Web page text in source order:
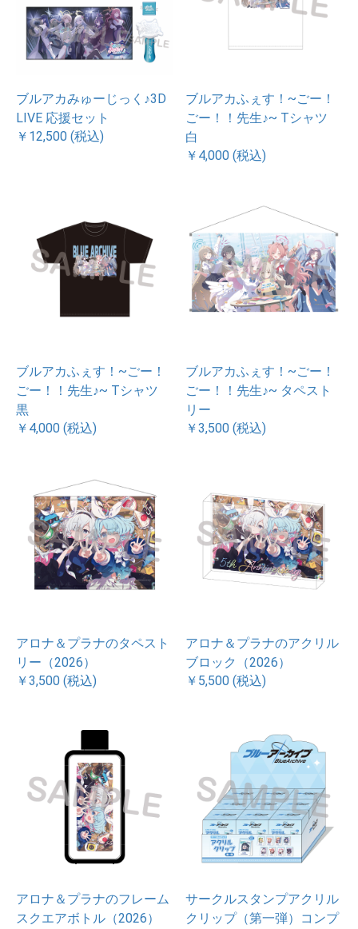
ブルアカみゅーじっく♪3D
LIVE 応援セット
￥12,500 (税込)
ブルアカふぇす！~ごー！
ごー！！先生♪~ Tシャツ
白
￥4,000 (税込)
ブルアカふぇす！~ごー！
ごー！！先生♪~ Tシャツ
黒
￥4,000 (税込)
ブルアカふぇす！~ごー！
ごー！！先生♪~ タペスト
リー
￥3,500 (税込)
アロナ＆プラナのタペスト
リー（2026）
￥3,500 (税込)
アロナ＆プラナのアクリル
ブロック（2026）
￥5,500 (税込)
アロナ＆プラナのフレーム
スクエアボトル（2026）
サークルスタンプアクリル
クリップ（第一弾）コンプ